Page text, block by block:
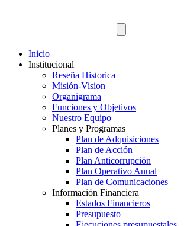
Inicio
Institucional
Reseña Historica
Misión-Vision
Organigrama
Funciones y Objetivos
Nuestro Equipo
Planes y Programas
Plan de Adquisiciones
Plan de Acción
Plan Anticorrupción
Plan Operativo Anual
Plan de Comunicaciones
Información Financiera
Estados Financieros
Presupuesto